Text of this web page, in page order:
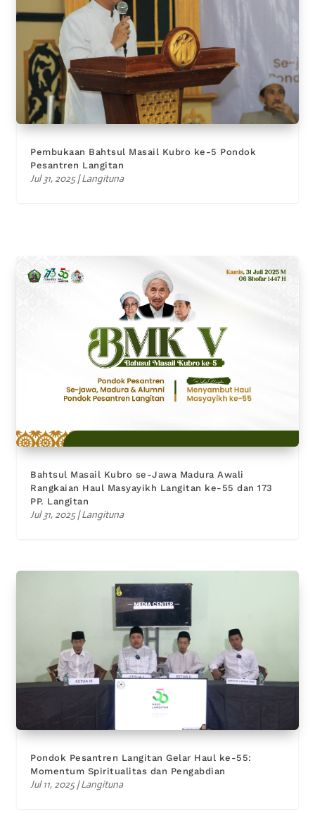
Pembukaan Bahtsul Masail Kubro ke-5 Pondok
Pesantren Langitan
Jul 31, 2025|Langituna
Bahtsul Masail Kubro se-Jawa Madura Awali
Rangkaian Haul Masyayikh Langitan ke-55 dan 173
PP. Langitan
Jul 31, 2025|Langituna
Pondok Pesantren Langitan Gelar Haul ke-55:
Momentum Spiritualitas dan Pengabdian
Jul 11, 2025|Langituna